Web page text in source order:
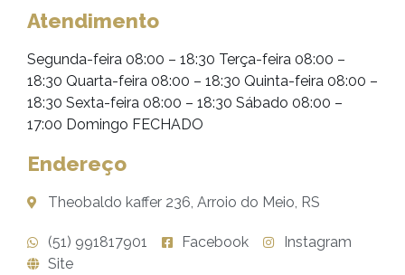
Atendimento
Segunda-feira 08:00 – 18:30 Terça-feira 08:00 –
18:30 Quarta-feira 08:00 – 18:30 Quinta-feira 08:00 –
18:30 Sexta-feira 08:00 – 18:30 Sábado 08:00 –
17:00 Domingo FECHADO
Endereço
Theobaldo kaffer 236, Arroio do Meio, RS
(51) 991817901 Facebook
Instagram
Site